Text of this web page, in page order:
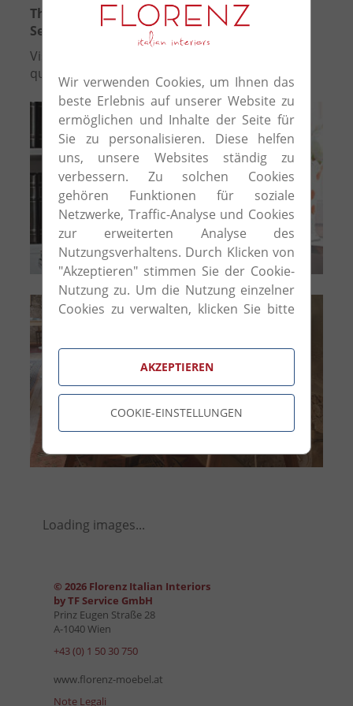
These offers are only valid from the 5th of
September to the 8th of October.
Visit our showroom or
questions you may have!
Loading images...
© 2026 Florenz Italian Interiors
by TF Service GmbH
Prinz Eugen Straße 28
A-1040 Wien
+43 (0) 1 50 30 750
www.florenz-moebel.at
Note Legali
Wir verwenden Cookies, um Ihnen das
beste Erlebnis auf unserer Website zu
ermöglichen und Inhalte der Seite für
Sie zu personalisieren. Diese helfen
uns, unsere Websites ständig zu
verbessern. Zu solchen Cookies
gehören Funktionen für soziale
Netzwerke, Traffic-Analyse und Cookies
zur erweiterten Analyse des
Nutzungsverhaltens. Durch Klicken von
"Akzeptieren" stimmen Sie der Cookie-
Nutzung zu. Um die Nutzung einzelner
Cookies zu verwalten, klicken Sie bitte
AKZEPTIEREN
COOKIE-EINSTELLUNGEN